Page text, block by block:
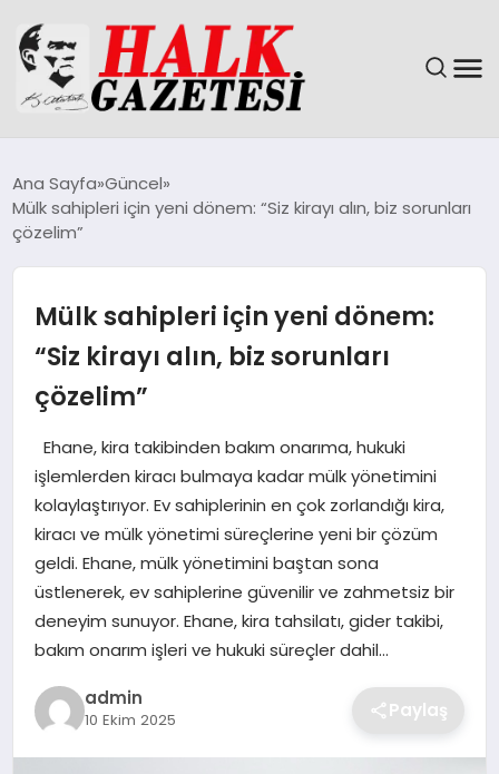
DÜNYA
MAGAZIN
SAĞLIK
SIYASET
SPOR
TEKNOLOJI
YAŞAM
Ana Sayfa Güncel
Mülk sahipleri için yeni dönem: “Siz kirayı alın, biz sorunları
çözelim”
Mülk sahipleri için yeni dönem:
“Siz kirayı alın, biz sorunları
çözelim”
Ehane, kira takibinden bakım onarıma, hukuki
işlemlerden kiracı bulmaya kadar mülk yönetimini
kolaylaştırıyor. Ev sahiplerinin en çok zorlandığı kira,
kiracı ve mülk yönetimi süreçlerine yeni bir çözüm
geldi. Ehane, mülk yönetimini baştan sona
üstlenerek, ev sahiplerine güvenilir ve zahmetsiz bir
deneyim sunuyor. Ehane, kira tahsilatı, gider takibi,
bakım onarım işleri ve hukuki süreçler dahil…
admin
10 Ekim 2025 Paylaş